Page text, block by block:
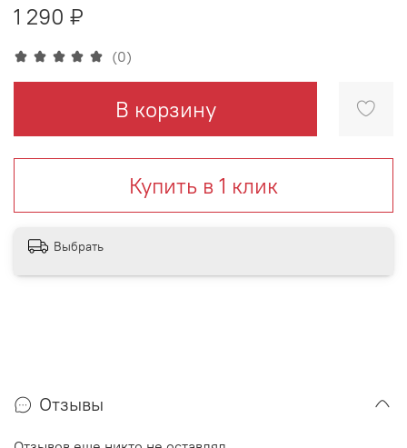
(0)
1 290 ₽
В корзину
Купить в 1 клик
Выбрать
Отзывы